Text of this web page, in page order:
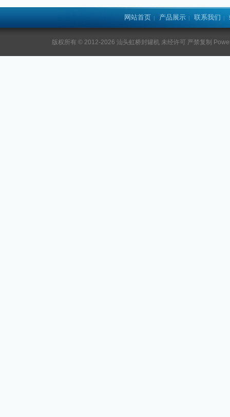
网站首页 | 产品展示 | 联系我们 |
版权所有 © 2012-2026 汕头虹桥封罐机 未经许可 严禁复制